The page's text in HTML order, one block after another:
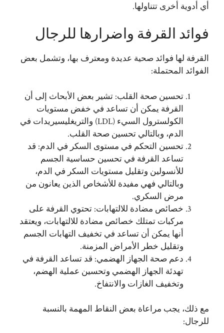
أي أدوية أخرى تتناولها.
فوائد القرفة واضرارها للرجال
القرفة لها فوائد صحية عديدة ومعترف بها، وتشمل بعض
الفوائد المحتملة:
تحسين صحة القلب: تشير بعض الأبحاث إلى أن
القرفة يمكن أن تساعد في خفض مستويات
الكولسترول السيء (LDL) والتريغليسيريدات في
الدم، وبالتالي تحسين صحة القلب.
تحسين التحكم في مستوى السكر في الدم: قد
تساعد القرفة في تحسين حساسية الجسم
للأنسولين وتقليل مستويات السكر في الدم،
وبالتالي فهي مفيدة للأشخاص الذين يعانون من
مرض السكري.
خصائص مضادة للالتهابات: تحتوي القرفة على
مركبات تمتلك خصائص مضادة للالتهابات، ويعتقد
أنها يمكن أن تساعد في تخفيف التهابات الجسم
وتقليل خطر الأمراض المزمنة.
دعم صحة الجهاز الهضمي: قد تساعد القرفة في
تهدئة الجهاز الهضمي وتحسين عملية الهضم،
وتخفيف الغازات والانتفاخ.
مع ذلك، يجب مراعاة بعض النقاط المهمة بالنسبة
للرجال: